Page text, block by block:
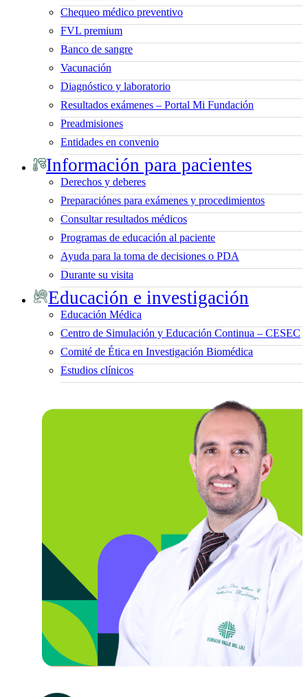
Chequeo médico preventivo
FVL premium
Banco de sangre
Vacunación
Diagnóstico y laboratorio
Resultados exámenes – Portal Mi Fundación
Preadmisiones
Entidades en convenio
Información para pacientes
Derechos y deberes
Preparaciónes para exámenes y procedimientos
Consultar resultados médicos
Programas de educación al paciente
Ayuda para la toma de decisiones o PDA
Durante su visita
Educación e investigación
Educación Médica
Centro de Simulación y Educación Continua – CESEC
Comité de Ética en Investigación Biomédica
Estudios clínicos